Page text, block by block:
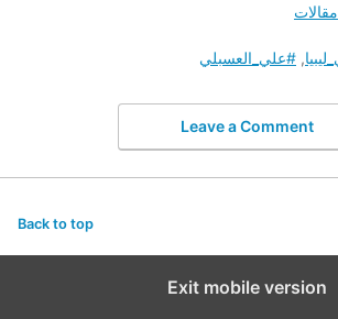
مقالات
, #علي_العسبلي
Leave a Comment
Back to top
Exit mobile version